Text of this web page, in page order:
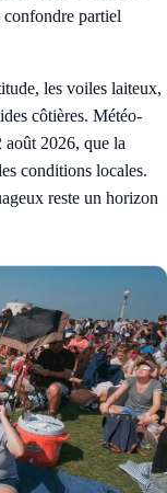
confondre partiel
les voiles laiteux,
côtières. Météo-
août 2026, que la
conditions locales.
reste un horizon